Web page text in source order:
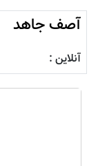
آصف جاهد
آنلاین :